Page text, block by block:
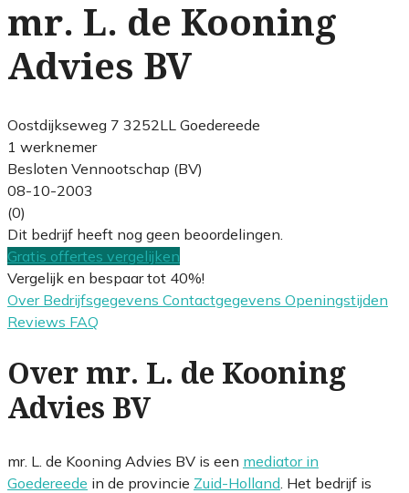
mr. L. de Kooning
Advies BV
Oostdijkseweg 7 3252LL Goedereede
1 werknemer
Besloten Vennootschap (BV)
08-10-2003
(0)
Dit bedrijf heeft nog geen beoordelingen.
Gratis offertes vergelijken
Vergelijk en bespaar tot 40%!
Over Bedrijfsgegevens Contactgegevens Openingstijden
Reviews FAQ
Over mr. L. de Kooning
Advies BV
mr. L. de Kooning Advies BV is een mediator in
Goedereede in de provincie Zuid-Holland . Het bedrijf is